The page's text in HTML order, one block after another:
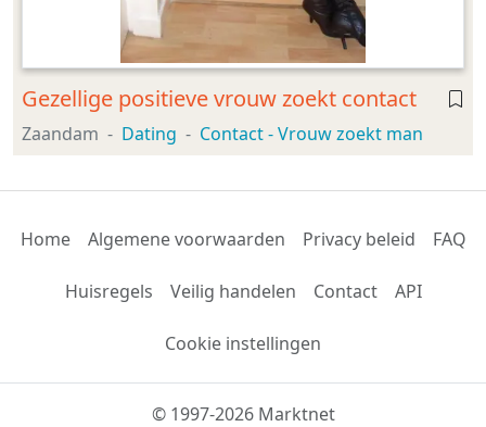
Gezellige positieve vrouw zoekt contact
Zaandam Dating Contact - Vrouw zoekt man
Home Algemene voorwaarden Privacy beleid FAQ
Huisregels Veilig handelen Contact API
Cookie instellingen
© 1997-2026 Marktnet